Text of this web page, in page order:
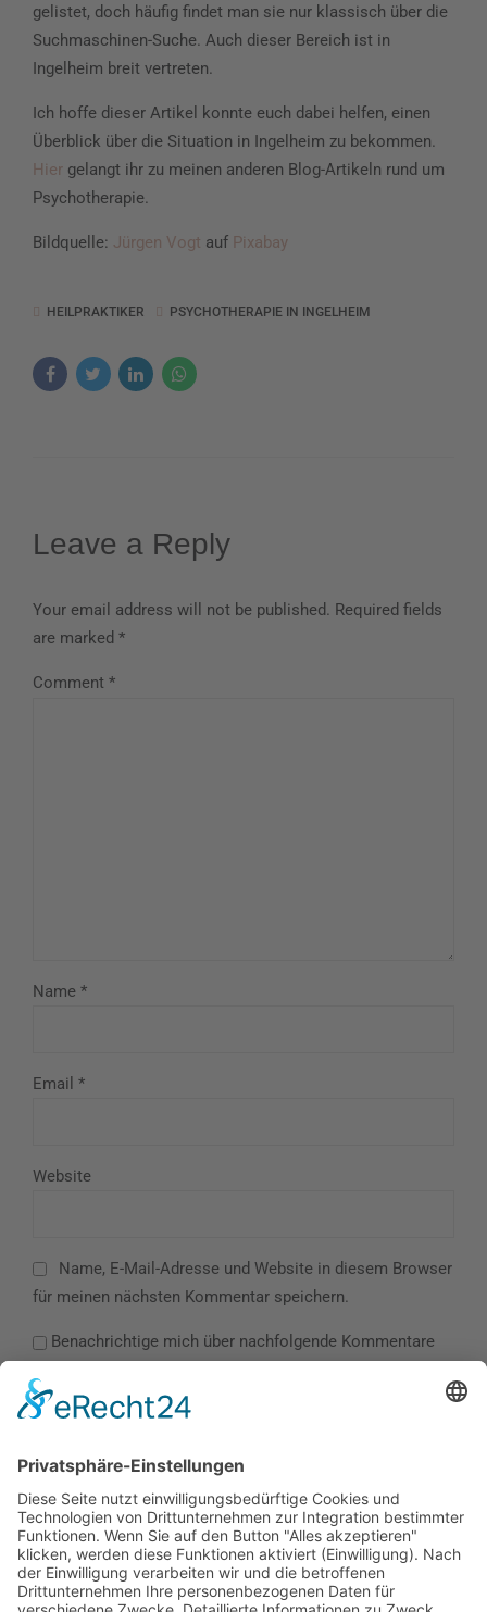
gelistet, doch häufig findet man sie nur klassisch über die
Suchmaschinen-Suche. Auch dieser Bereich ist in
Ingelheim breit vertreten.
Ich hoffe dieser Artikel konnte euch dabei helfen, einen
Überblick über die Situation in Ingelheim zu bekommen.
Hier gelangt ihr zu meinen anderen Blog-Artikeln rund um
Psychotherapie.
Bildquelle: Jürgen Vogt auf Pixabay
HEILPRAKTIKER PSYCHOTHERAPIE IN INGELHEIM
Leave a Reply
Your email address will not be published. Required fields
are marked *
Comment *
Name *
Email *
Website
Name, E-Mail-Adresse und Website in diesem Browser
für meinen nächsten Kommentar speichern.
Benachrichtige mich über nachfolgende Kommentare
Benachrichtige mich über neue Beiträge via E-Mail.
POST COMMENT